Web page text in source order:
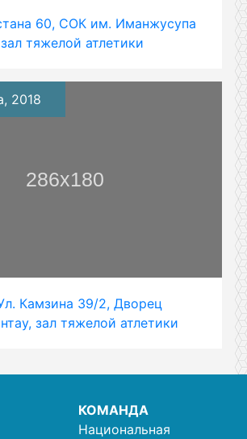
60, СОК им. Иманжусупа
тяжелой атлетики
Камзина 39/2, Дворец
зал тяжелой атлетики
2018
КОМАНДА
Национальная